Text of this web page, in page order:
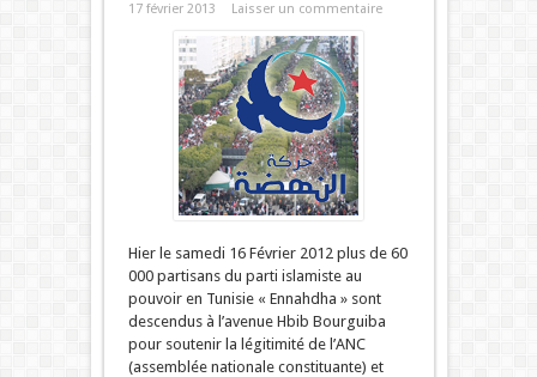
17 février 2013 Laisser un commentaire
Hier le samedi 16 Février 2012 plus de 60
000 partisans du parti islamiste au
pouvoir en Tunisie « Ennahdha » sont
descendus à l’avenue Hbib Bourguiba
pour soutenir la légitimité de l’ANC
(assemblée nationale constituante) et